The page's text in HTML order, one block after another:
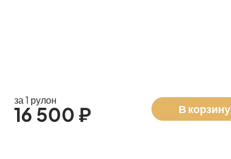
за 1 рулон
16 500 ₽ В корзину